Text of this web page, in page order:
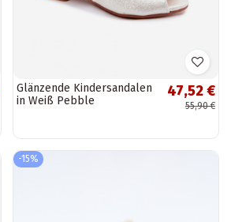
Glänzende Kindersandalen
in Weiß Pebble
47,52 €
55,90 €
-15%